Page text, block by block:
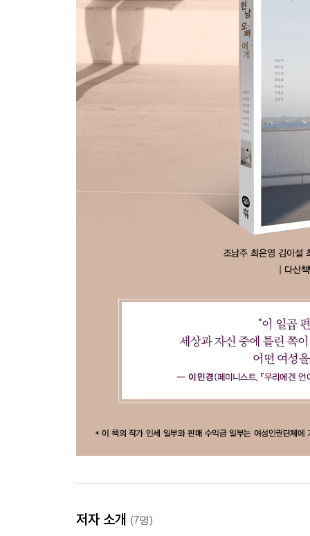
저자 소개 (7명)